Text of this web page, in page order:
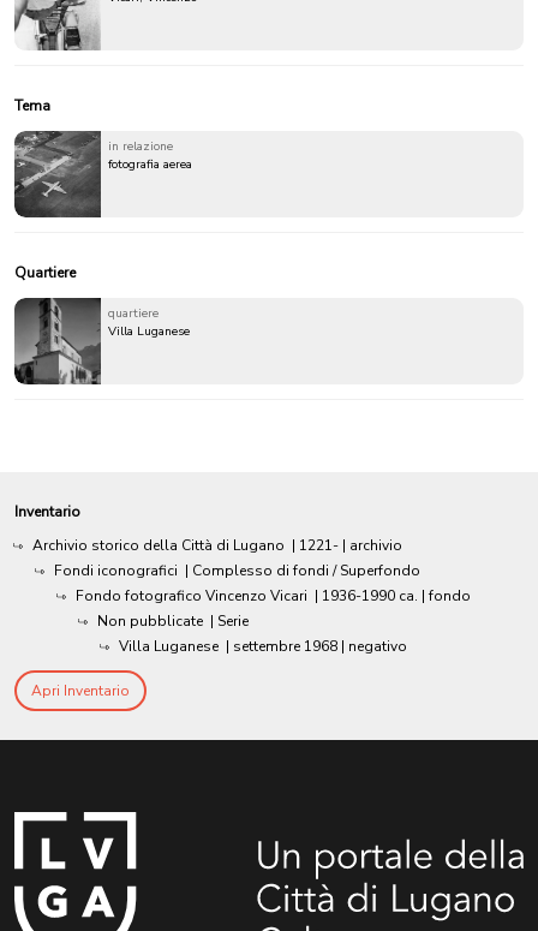
Tema
in relazione
fotografia aerea
Quartiere
quartiere
Villa Luganese
Inventario
Archivio storico della Città di Lugano | 1221- | archivio
Fondi iconografici | Complesso di fondi / Superfondo
Fondo fotografico Vincenzo Vicari | 1936-1990 ca. | fondo
Non pubblicate | Serie
Villa Luganese | settembre 1968 | negativo
Apri Inventario